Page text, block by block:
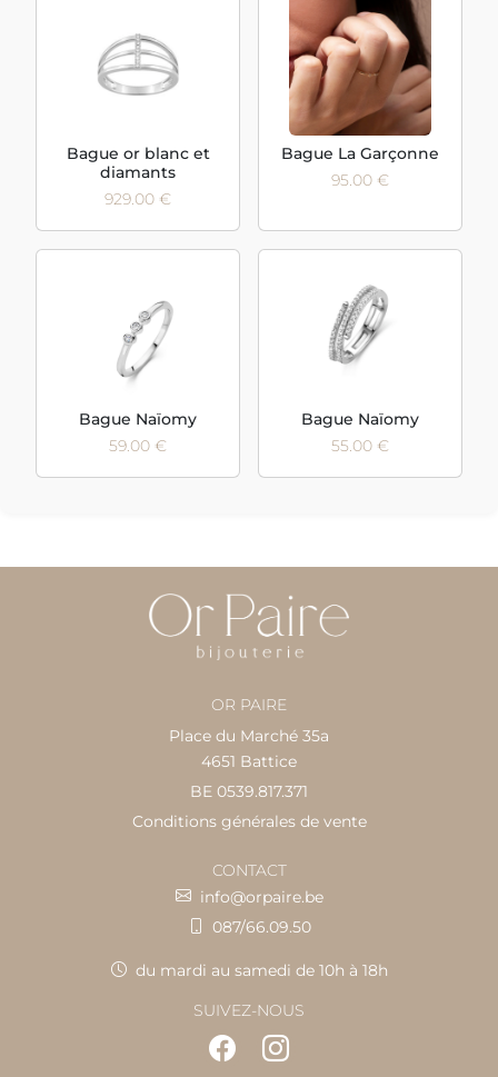
Bague or blanc et
diamants
929.00 €
Bague La Garçonne
95.00 €
Bague Naïomy
59.00 €
Bague Naïomy
55.00 €
OR PAIRE
Place du Marché 35a
4651 Battice
BE 0539.817.371
Conditions générales de vente
CONTACT
info@orpaire.be
087/66.09.50
du mardi au samedi de 10h à 18h
SUIVEZ-NOUS